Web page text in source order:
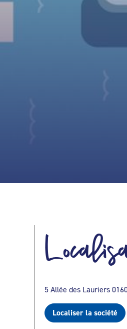
5 Allée des Lauriers
Localiser la société